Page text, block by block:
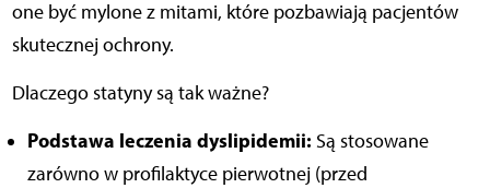
one być mylone z mitami, które pozbawiają pacjentów
skutecznej ochrony.
Dlaczego statyny są tak ważne?
Podstawa leczenia dyslipidemii: Są stosowane
zarówno w profilaktyce pierwotnej (przed